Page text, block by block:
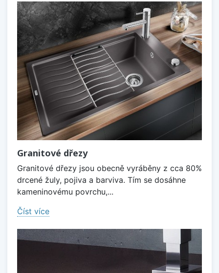
Granitové dřezy
Granitové dřezy jsou obecně vyráběny z cca 80%
drcené žuly, pojiva a barviva. Tím se dosáhne
kameninovému povrchu,...
Číst více